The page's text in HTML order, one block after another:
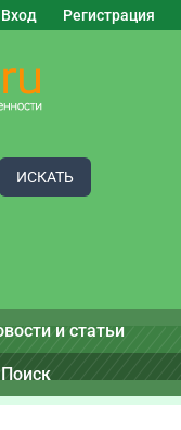
Вход Регистрация
ИСКАТЬ
и статьи
Поиск